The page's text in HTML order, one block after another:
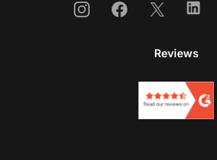
InstagramFacebook
X
Reviews